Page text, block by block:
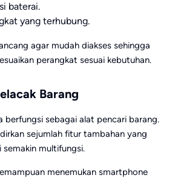
baterai.
yang terhubung.
agar mudah diakses sehingga
perangkat sesuai kebutuhan.
Barang
berfungsi sebagai alat pencari barang.
sejumlah fitur tambahan yang
multifungsi.
menemukan smartphone